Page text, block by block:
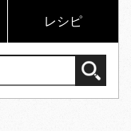
レシピ